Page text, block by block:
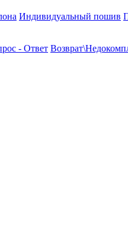
Индивидуальный пошив
- Ответ